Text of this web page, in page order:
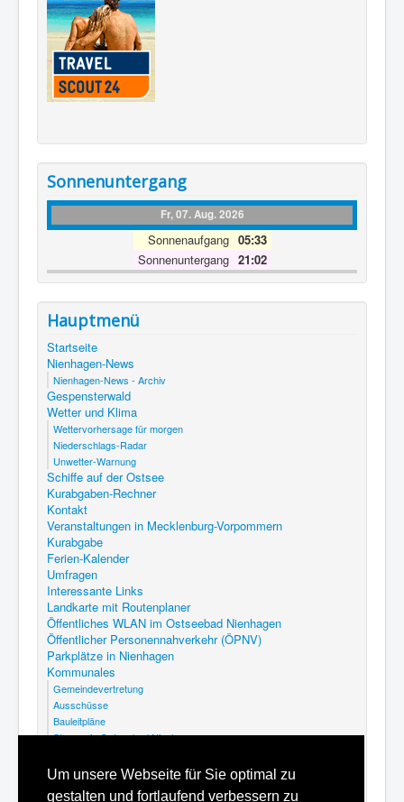
Um unsere Webseite für Sie optimal zu
gestalten und fortlaufend verbessern zu
Sonnenuntergang
Fr, 07. Aug. 2026
Sonnenaufgang 05:33
Sonnenuntergang 21:02
Hauptmenü
Startseite
Nienhagen-News
Nienhagen-News - Archiv
Gespensterwald
Wetter und Klima
Wettervorhersage für morgen
Niederschlags-Radar
Unwetter-Warnung
Schiffe auf der Ostsee
Kurabgaben-Rechner
Kontakt
Veranstaltungen in Mecklenburg-Vorpommern
Kurabgabe
Ferien-Kalender
Umfragen
Interessante Links
Landkarte mit Routenplaner
Öffentliches WLAN im Ostseebad Nienhagen
Öffentlicher Personennahverkehr (ÖPNV)
Parkplätze in Nienhagen
Kommunales
Gemeindevertretung
Ausschüsse
Bauleitpläne
Steuern in Ostseebad Nienhagen
GEK Nienhagen